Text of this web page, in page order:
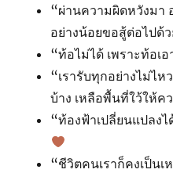
“ผ่านความผิดหวังมา
อย่างน้อยขอสู้ต่อไปด้
“ท้อไม่ได้ เพราะท้อเ
“เรารับทุกอย่างไม่ไ
บ้าง เหลือพื้นที่ใว้ให้ค
“ท้องฟ้าเปลี่ยนแปลง
“ชีวิตคนเราก็คงเป็น